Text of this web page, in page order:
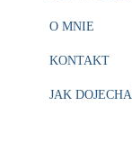
O MNIE
KONTAKT
JAK